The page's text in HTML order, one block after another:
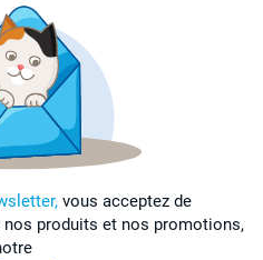
vous acceptez de
produits et nos promotions,